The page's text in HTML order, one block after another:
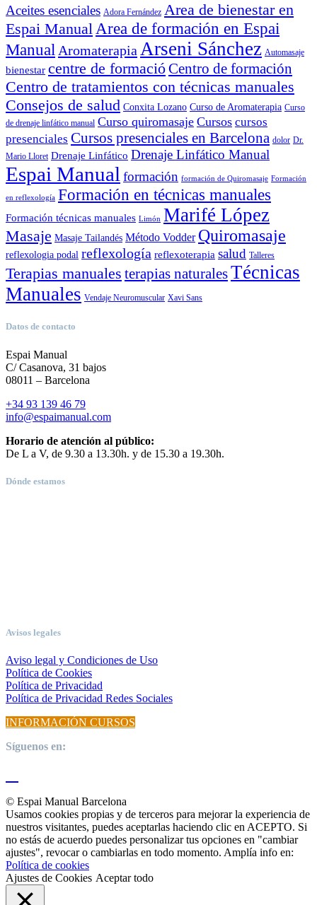
Aceites esenciales Adora Fernández Area de bienestar en
Espai ManualArea de formación en Espai
Manual Aromaterapia Arseni Sánchez Automasaje
bienestar centre de formacióCentro de formación
Centro de tratamientos con técnicas manuales
Consejos de salud Conxita Lozano Curso de Aromaterapia Curso
de drenaje linfático manual Curso quiromasaje Cursos cursos
presenciales Cursos presenciales en Barcelona dolor Dr.
Mario Lloret Drenaje Linfático Drenaje Linfático Manual
Espai Manual formación formación de Quiromasaje Formación
en reflexología Formación en técnicas manuales
Formación técnicas manuales Limón Marifé López
Masaje Masaje Tailandés Método Vodder Quiromasaje
reflexologia podal reflexología reflexoterapia salud Talleres
Terapias manuales terapias naturalesTécnicas
Manuales Vendaje Neuromuscular Xavi Sans
Datos de contacto
Espai Manual
C/ Casanova, 31 bajos
08011 – Barcelona
+34 93 139 46 79
info@espaimanual.com
Horario de atención al público:
De L a V, de 9.30 a 13.30h. y de 15.30 a 19.30h.
Dónde estamos
Avisos legales
Aviso legal y Condiciones de Uso
Política de Cookies
Política de Privacidad
Política de Privacidad Redes Sociales
INFORMACIÓN CURSOS
Síguenos en:
© Espai Manual Barcelona
Usamos cookies propias y de terceros para mejorar la experiencia de
nuestros visitantes, puedes aceptarlas haciendo clic en ACEPTO. Si
no estás de acuerdo puedes personalizar tus opciones en "cambiar
ajustes", revocar o cambiarlas en todo momento. Amplía info en:
Política de cookies
Ajustes de Cookies Aceptar todo